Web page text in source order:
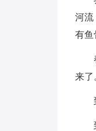
河流
有鱼
春
来了
到
到